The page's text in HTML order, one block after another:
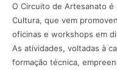
O Circuito de Artesanato
Cultura, que vem
oficinas e workshops em
As atividades, voltadas à
formação técnica,